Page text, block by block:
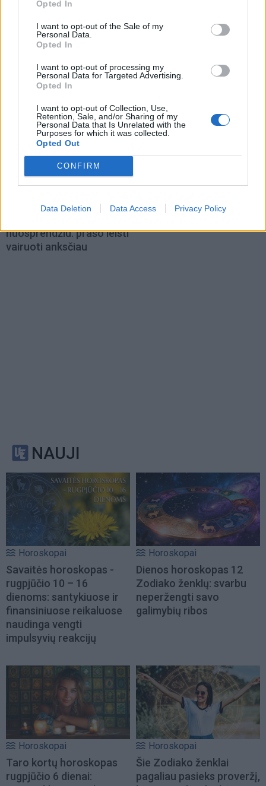
Opted In
I want to opt-out of the Sale of my
Personal Data.
Opted In
I want to opt-out of processing my
Personal Data for Targeted Advertising.
Opted In
I want to opt-out of Collection, Use,
Retention, Sale, and/or Sharing of my
Personal Data that Is Unrelated with the
Purposes for which it was collected.
Opted Out
CONFIRM
Data Deletion Data Access Privacy Policy
Lietuva
Pritarta siūlymui Ukrainos
karo pabėgėliams skirti
per 12 mln. eurų(7)
Veterinarijos farmacijos
asociacija
Lietuva
politologas Laučiaus
nuosprendžiu: prašo leisti
vairuoti anksčiau
eurų įsigijo devyniolika
NAUJI
Horoskopai
Savaitės horoskopas -
rugpjūčio 10 – 16
dienoms: santykiuose ir
finansiniuose reikaluose
naudinga vengti
impulsyvių reakcijų
Horoskopai
Dienos horoskopas 12
Zodiako ženklų: svarbu
neperžengti savo
galimybių ribos
Horoskopai
Taro kortų horoskopas
rugpjūčio 6 dienai:
Horoskopai
Šie Zodiako ženklai
pagaliau pasieks proveržį,